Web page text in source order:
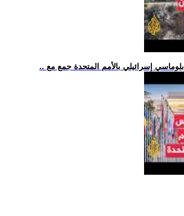
إسرائيلي بالأمم المتحدة جمع مع